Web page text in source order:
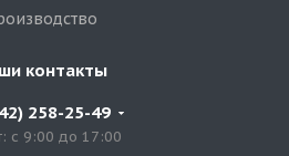
контакты
258-25-49
с 9:00 до 17:00